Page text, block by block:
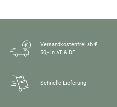
Versandkostenfrei ab €
50,- in AT & DE
Schnelle Lieferung